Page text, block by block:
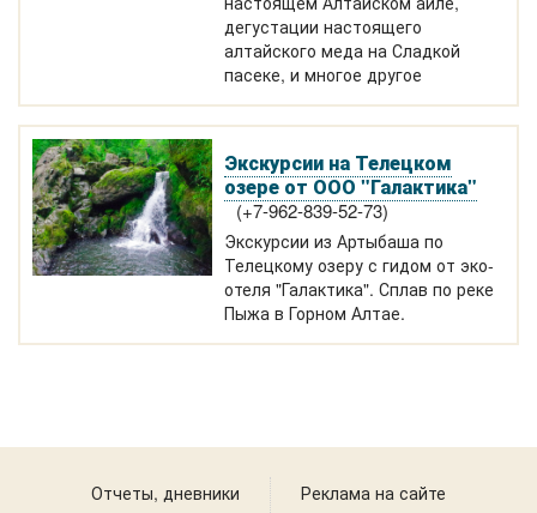
дегустации настоящего
алтайского меда на Сладкой
пасеке, и многое другое
Экскурсии на Телецком
озере от ООО "Галактика"
(+7-962-839-52-73)
Экскурсии из Артыбаша по
Телецкому озеру с гидом от эко-
отеля "Галактика". Сплав по реке
Пыжа в Горном Алтае.
Отчеты, дневники
Реклама на сайте